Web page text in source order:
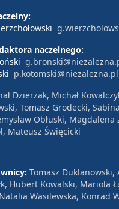
naczelnego:
p.kotomski@niezalezna.pl
Dzierżak, Michał
Tomasz Grodecki,
Obłuski, Magdalena
Mateusz Święcicki
Tomasz Duklanowski,
Hubert Kowalski, Mariola
Wasilewska, Konrad